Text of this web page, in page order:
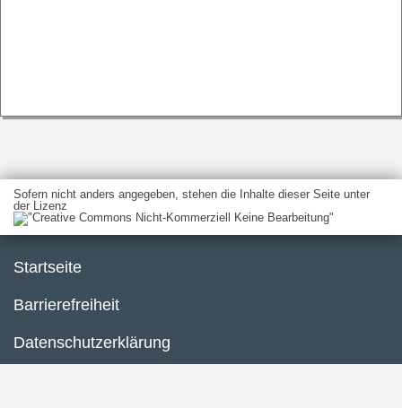
Sofern nicht anders angegeben, stehen die Inhalte dieser Seite unter
der Lizenz
Startseite
Barrierefreiheit
Datenschutzerklärung